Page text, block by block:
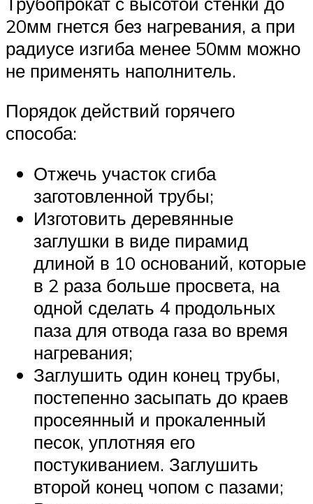
20мм гнется без нагревания, а при
радиусе изгиба менее 50мм можно
не применять наполнитель.
Порядок действий горячего
способа:
Отжечь участок сгиба
заготовленной трубы;
Изготовить деревянные
заглушки в виде пирамид
длиной в 10 оснований, которые
в 2 раза больше просвета, на
одной сделать 4 продольных
паза для отвода газа во время
нагревания;
Заглушить один конец трубы,
постепенно засыпать до краев
просеянный и прокаленный
песок, уплотняя его
постукиванием. Заглушить
второй конец чопом с пазами;